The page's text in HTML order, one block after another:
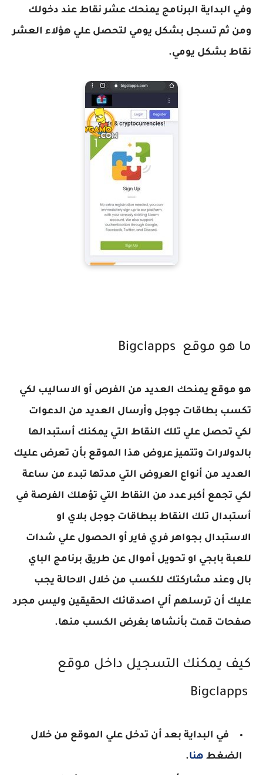
وفي البداية البرنامج يمنحك عشر نقاط عند دخولك
ومن ثم تسجل بشكل يومي لتحصل علي هؤلاء العشر
نقاط بشكل يومي.
ما هو موقع Bigclapps
هو موقع يمنحك العديد من الفرص أو الاساليب لكي
تكسب بطاقات جوجل وأرسال العديد من الدعوات
لكي تحصل علي تلك النقاط التي يمكنك أستبدالها
بالدولارات وتتميز عروض هذا الموقع بأن تعرض عليك
العديد من أنواع العروض التي مدتها تبدء من ساعة
لكي تجمع أكبر عدد من النقاط التي تؤهلك الفرصة في
أستبدال تلك النقاط ببطاقات جوجل بلاي او
الاستبدال بجواهر فري فاير أو الحصول علي شدات
للعبة بابجي او تحويل أموال عن طريق برنامج الباي
بال وعند مشاركتك للكسب من خلال الاحالة يجب
عليك أن ترسلهم ألي اصدقائك الحقيقين وليس مجرد
صفحات قمت بأنشاها بغرض الكسب منها.
كيف يمكنك التسجيل داخل موقع
Bigclapps
في البداية بعد أن تدخل علي الموقع من خلال
الضغط هنا.